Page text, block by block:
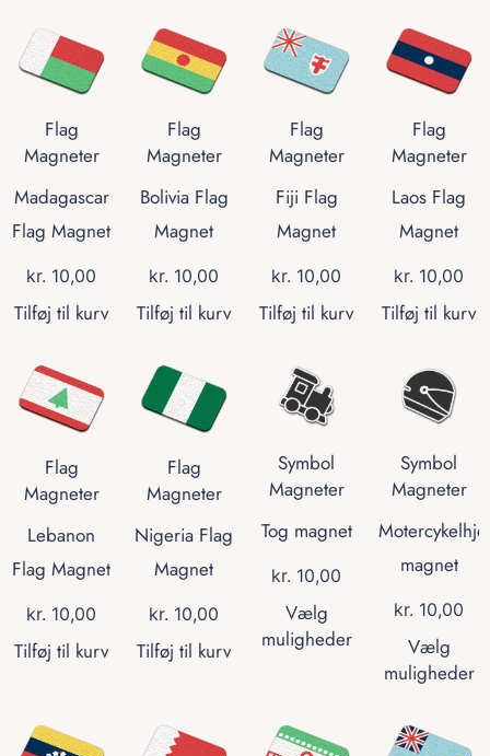
Flag
Magneter
Madagascar
Flag Magnet
kr. 10,00
Tilføj til kurv
Flag
Magneter
Bolivia Flag
Magnet
kr. 10,00
Tilføj til kurv
Flag
Magneter
Fiji Flag
Magnet
kr. 10,00
Tilføj til kurv
Flag
Magneter
Laos Flag
Magnet
kr. 10,00
Tilføj til kurv
Flag
Magneter
Lebanon
Flag Magnet
kr. 10,00
Tilføj til kurv
Flag
Magneter
Nigeria Flag
Magnet
kr. 10,00
Tilføj til kurv
Symbol
Magneter
Tog magnet
kr. 10,00
Vælg
muligheder
Symbol
Magneter
magnet
kr. 10,00
Vælg
muligheder